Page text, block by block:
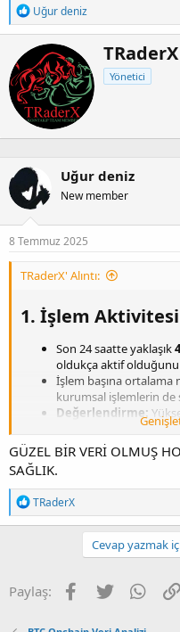
T
e
p
k
i
l
e
r
:
Uğur deniz
Y
a
z
TRaderX
Yönetici
Uğur deniz
New member
8 Temmuz 2025
TRaderX' Alıntı:
1. İşlem
Son 24 saatte yaklaşık
oldukça aktif
İşlem başına ortalama
kurumsal işlemlerin
Değerlendirme:
ve kullanıcı
Pozitif
2.Adres
~650.000 farklı adres
Yeni cüzdan sayısı
Bu, sadece elde tutan
Değerlendirme:
büyüdüğüne işaret eder.
GÜZEL BİR VERİ OLMUŞ
SAĞLIK.
T
e
p
e
r
TRaderX
Cevap yazmak
Paylaş: Facebook
Twitter